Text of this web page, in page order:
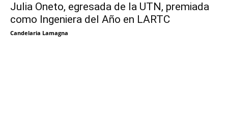
Julia Oneto, egresada de la UTN, premiada
como Ingeniera del Año en LARTC
Candelaria Lamagna